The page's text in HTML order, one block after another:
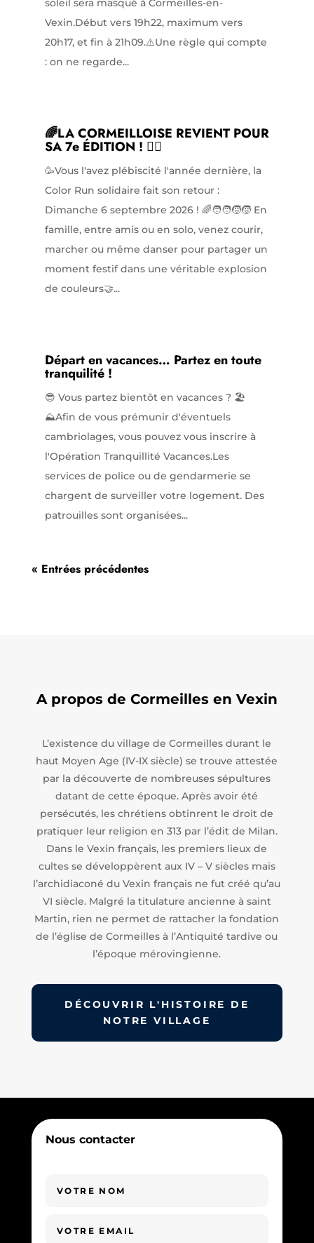
Vexin.Début vers 19h22, maximum vers
20h17, et fin à 21h09.⚠️Une règle qui compte
: on ne regarde...
🌈LA CORMEILLOISE REVIENT POUR
SA 7e ÉDITION ! 🏃‍♀️
🥳Vous l'avez plébiscité l'année dernière, la
Color Run solidaire fait son retour :
Dimanche 6 septembre 2026 ! 🌈🧑‍🧑‍🧒‍🧒 En
famille, entre amis ou en solo, venez courir,
marcher ou même danser pour partager un
moment festif dans une véritable explosion
de couleurs🤝...
Départ en vacances… Partez en toute
tranquilité !
😎 Vous partez bientôt en vacances ? 🏖️
⛰️Afin de vous prémunir d'éventuels
cambriolages, vous pouvez vous inscrire à
l'Opération Tranquillité Vacances.Les
services de police ou de gendarmerie se
chargent de surveiller votre logement. Des
patrouilles sont organisées...
« Entrées précédentes
A propos de Cormeilles en Vexin
L’existence du village de Cormeilles durant le
haut Moyen Age (IV-IX siècle) se trouve attestée
par la découverte de nombreuses sépultures
datant de cette époque. Après avoir été
persécutés, les chrétiens obtinrent le droit de
pratiquer leur religion en 313 par l’édit de Milan.
Dans le Vexin français, les premiers lieux de
cultes se développèrent aux IV – V siècles mais
l’archidiaconé du Vexin français ne fut créé qu’au
VI siècle. Malgré la titulature ancienne à saint
Martin, rien ne permet de rattacher la fondation
de l’église de Cormeilles à l’Antiquité tardive ou
l’époque mérovingienne.
DÉCOUVRIR L'HISTOIRE DE
NOTRE VILLAGE
Nous contacter